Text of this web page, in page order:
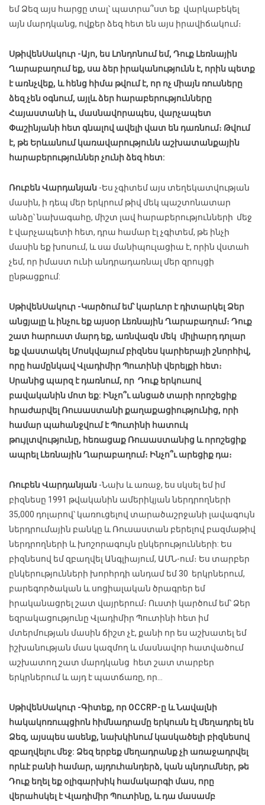
եմ Ձեզ այս հարցը տալ՝ պատրա՞ստ եք վարկաբեկել
այն մարդկանց, ովքեր ձեզ հետ են այս իրավիճակում։
ՍթիվենՍակուր -Այո, ես Լոնդոնում եմ, Դուք Լեռնային
Ղարաբաղում եք, սա ձեր իրականությունն է, որին պետք
է առնչվեք, և հենց հիմա թվում է, որ ոչ միայն ռուսները
ձեզ չեն օգնում, այլև ձեր հարաբերությունները
Հայաստանի և, մասնավորապես, վարչապետ
Փաշինյանի հետ գնալով ավելի վատ են դառնում։ Թվում
է, թե Երևանում կառավարությունն աշխատանքային
հարաբերություններ չունի ձեզ հետ:
Ռուբեն Վարդանյան -Ես չգիտեմ այս տեղեկատվության
մասին, ի դեպ մեր երկրում թիվ մեկ պաշտոնատար
անձը՝ նախագահը, միշտ լավ հարաբերությունների մեջ
է վարչապետի հետ, դրա համար էլ չգիտեմ, թե ինչի
մասին եք խոսում, և սա մանիպուլացիա է, որին վստահ
չեմ, որ իմաստ ունի անդրադառնալ մեր զրույցի
ընթացքում:
ՍթիվենՍակուր -Կարծում եմ՝ կարևոր է դիտարկել Ձեր
անցյալը և ինչու եք այսօր Լեռնային Ղարաբաղում։ Դուք
շատ հարուստ մարդ եք, առնվազն մեկ միլիարդ դոլար
եք վաստակել Մոսկվայում բիզնես կարիերայի շնորհիվ,
որը համընկավ Վլադիմիր Պուտինի վերելքի հետ։
Սրանից պարզ է դառնում, որ Դուք երկուսով
բավականին մոտ եք: Ինչո՞ւ անցած տարի որոշեցիք
հրաժարվել Ռուսաստանի քաղաքացիությունից, որի
համար պահանջվում է Պուտինի հատուկ
թույլտվությունը, հեռացաք Ռուսաստանից և որոշեցիք
ապրել Լեռնային Ղարաբաղում։ Ինչո՞ւ արեցիք դա։
Ռուբեն Վարդանյան -Նախ և առաջ, ես սկսել եմ իմ
բիզնեսը 1991 թվականին ամերիկյան ներդրողների
35,000 դոլարով՝ կառուցելով տարածաշրջանի լավագույն
ներդրումային բանկը և Ռուսաստան բերելով բազմաթիվ
ներդրողների և խոշորագույն ընկերությունների: Ես
բիզնեսով եմ զբաղվել Անգլիայում, ԱՄՆ-ում։ Ես տարբեր
ընկերությունների խորհրդի անդամ եմ 30 երկրներում,
բարեգործական և սոցիալական ծրագրեր եմ
իրականացրել շատ վայրերում։ Ուստի կարծում եմ՝ Ձեր
եզրակացությունը Վլադիմիր Պուտինի հետ իմ
մտերմության մասին ճիշտ չէ, քանի որ ես աշխատել եմ
իշխանության մաս կազմող և մասնավոր հատվածում
աշխատող շատ մարդկանց հետ շատ տարբեր
երկրներում և այդ է պատճառը, որ…
ՍթիվենՍակուր -Գիտեք, որ OCCRP-ը ևՆավալնի
հակակոռուպցիոն հիմնադրամը երկուսն էլ մեղադրել են
Ձեզ, այսպես ասենք, նախկինում կասկածելի բիզնեսով
զբաղվելու մեջ: Ձեզ երբեք մեղադրանք չի առաջադրվել
որևէ բանի համար, այդուհանդերձ, կան պնդումներ, թե
Դուք եղել եք օլիգարխիկ համակարգի մաս, որը
վերահսկել է Վլադիմիր Պուտինը, և դա մասամբ